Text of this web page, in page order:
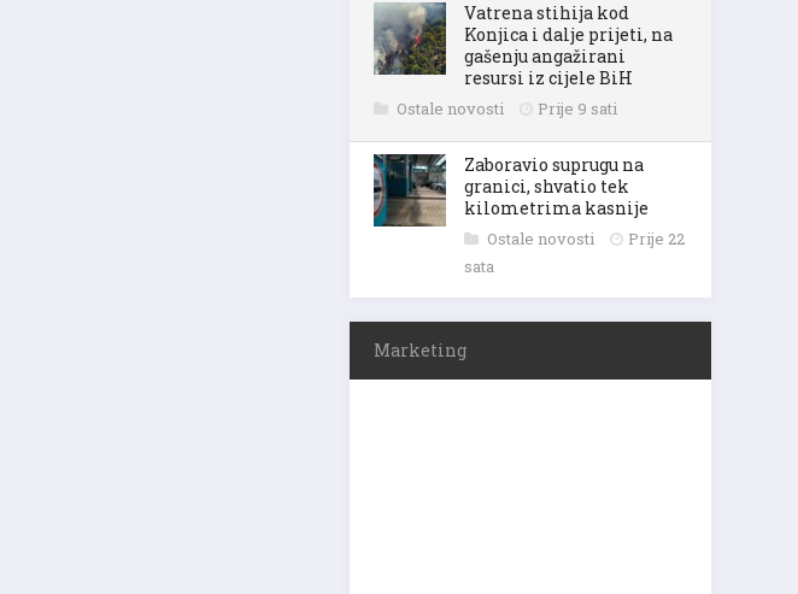
Vatrena stihija kod
Konjica i dalje prijeti, na
gašenju angažirani
resursi iz cijele BiH
Ostale novosti Prije 9 sati
Zaboravio suprugu na
granici, shvatio tek
kilometrima kasnije
Ostale novosti
Prije 22
sata
Marketing